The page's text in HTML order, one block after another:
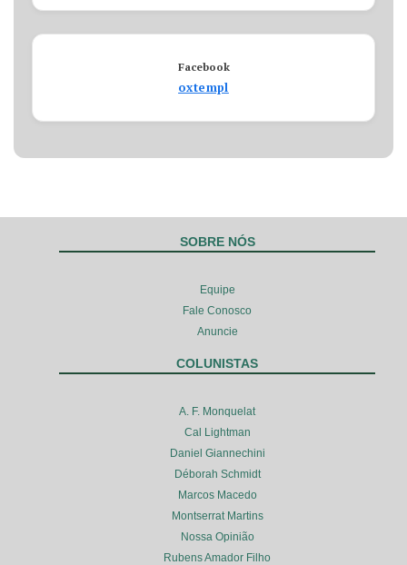
Facebook
oxtempl
SOBRE NÓS
Equipe
Fale Conosco
Anuncie
COLUNISTAS
A. F. Monquelat
Cal Lightman
Daniel Giannechini
Déborah Schmidt
Marcos Macedo
Montserrat Martins
Nossa Opinião
Rubens Amador Filho